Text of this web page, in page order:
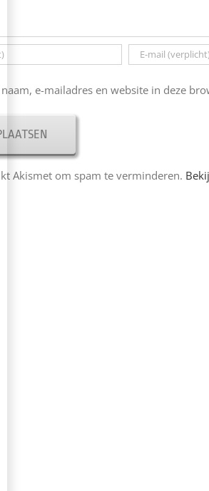
e-mailadres en website in deze
Akismet om spam te verminderen.